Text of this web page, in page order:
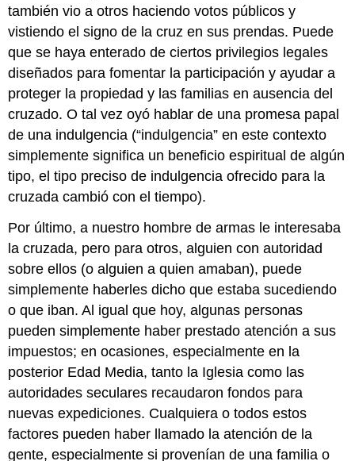
también vio a otros haciendo votos públicos y
vistiendo el signo de la cruz en sus prendas. Puede
que se haya enterado de ciertos privilegios legales
diseñados para fomentar la participación y ayudar a
proteger la propiedad y las familias en ausencia del
cruzado. O tal vez oyó hablar de una promesa papal
de una indulgencia (“indulgencia” en este contexto
simplemente significa un beneficio espiritual de algún
tipo, el tipo preciso de indulgencia ofrecido para la
cruzada cambió con el tiempo).
Por último, a nuestro hombre de armas le interesaba
la cruzada, pero para otros, alguien con autoridad
sobre ellos (o alguien a quien amaban), puede
simplemente haberles dicho que estaba sucediendo
o que iban. Al igual que hoy, algunas personas
pueden simplemente haber prestado atención a sus
impuestos; en ocasiones, especialmente en la
posterior Edad Media, tanto la Iglesia como las
autoridades seculares recaudaron fondos para
nuevas expediciones. Cualquiera o todos estos
factores pueden haber llamado la atención de la
gente, especialmente si provenían de una familia o